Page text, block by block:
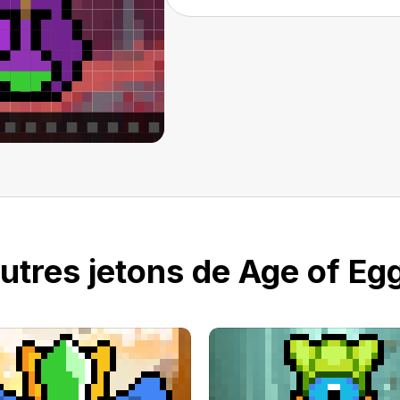
jetons de Age of